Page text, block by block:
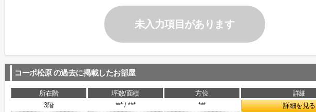
未入力項目があります
コーポ松原 の過去に掲載したお部屋
所在階 坪数/面積 方位
詳細
3階
*** / *** ***
詳細を見る